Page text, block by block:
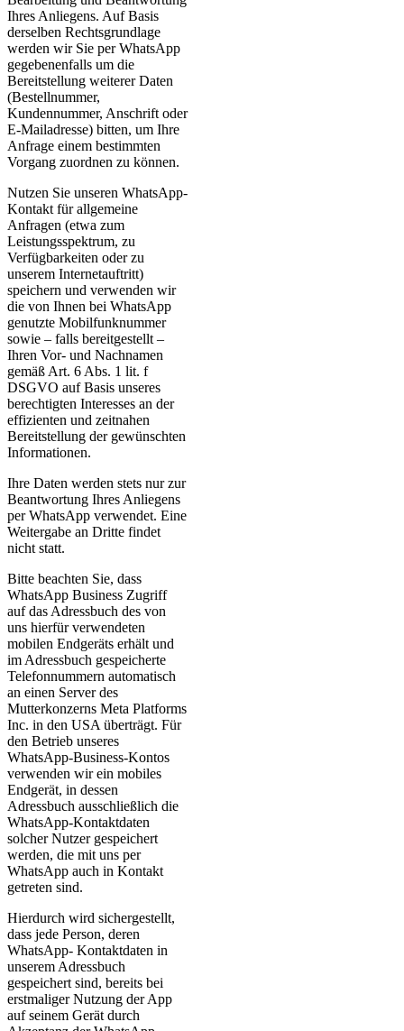
Ihres Anliegens. Auf Basis
derselben Rechtsgrundlage
werden wir Sie per WhatsApp
gegebenenfalls um die
Bereitstellung weiterer Daten
(Bestellnummer,
Kundennummer, Anschrift oder
E-Mailadresse) bitten, um Ihre
Anfrage einem bestimmten
Vorgang zuordnen zu können.
Nutzen Sie unseren WhatsApp-
Kontakt für allgemeine
Anfragen (etwa zum
Leistungsspektrum, zu
Verfügbarkeiten oder zu
unserem Internetauftritt)
speichern und verwenden wir
die von Ihnen bei WhatsApp
genutzte Mobilfunknummer
sowie – falls bereitgestellt –
Ihren Vor- und Nachnamen
gemäß Art. 6 Abs. 1 lit. f
DSGVO auf Basis unseres
berechtigten Interesses an der
effizienten und zeitnahen
Bereitstellung der gewünschten
Informationen.
Ihre Daten werden stets nur zur
Beantwortung Ihres Anliegens
per WhatsApp verwendet. Eine
Weitergabe an Dritte findet
nicht statt.
Bitte beachten Sie, dass
WhatsApp Business Zugriff
auf das Adressbuch des von
uns hierfür verwendeten
mobilen Endgeräts erhält und
im Adressbuch gespeicherte
Telefonnummern automatisch
an einen Server des
Mutterkonzerns Meta Platforms
Inc. in den USA überträgt. Für
den Betrieb unseres
WhatsApp-Business-Kontos
verwenden wir ein mobiles
Endgerät, in dessen
Adressbuch ausschließlich die
WhatsApp-Kontaktdaten
solcher Nutzer gespeichert
werden, die mit uns per
WhatsApp auch in Kontakt
getreten sind.
Hierdurch wird sichergestellt,
dass jede Person, deren
WhatsApp- Kontaktdaten in
unserem Adressbuch
gespeichert sind, bereits bei
erstmaliger Nutzung der App
auf seinem Gerät durch